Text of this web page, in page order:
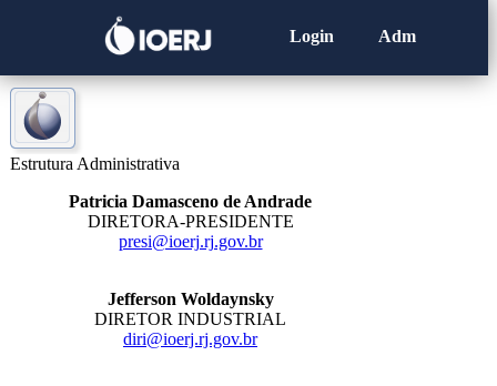
Login Adm
Estrutura Administrativa
Patricia Damasceno de Andrade
DIRETORA-PRESIDENTE
presi@ioerj.rj.gov.br
Jefferson Woldaynsky
DIRETOR INDUSTRIAL
diri@ioerj.rj.gov.br